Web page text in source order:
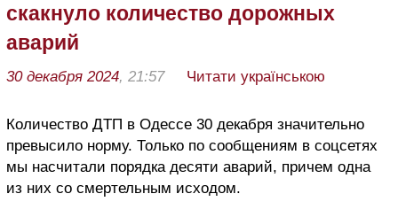
скакнуло количество дорожных
аварий
30 декабря 2024, 21:57 Читати українською
Количество ДТП в Одессе 30 декабря значительно
превысило норму. Только по сообщениям в соцсетях
мы насчитали порядка десяти аварий, причем одна
из них со смертельным исходом.